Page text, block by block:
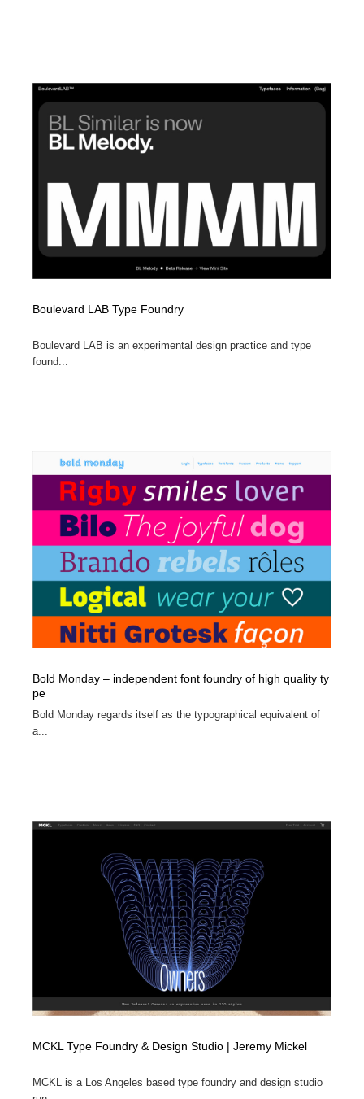
Boulevard LAB Type Foundry
Boulevard LAB is an experimental design practice and type
found...
Bold Monday – independent font foundry of high quality ty
pe
Bold Monday regards itself as the typographical equivalent of
a...
MCKL Type Foundry & Design Studio | Jeremy Mickel
MCKL is a Los Angeles based type foundry and design studio